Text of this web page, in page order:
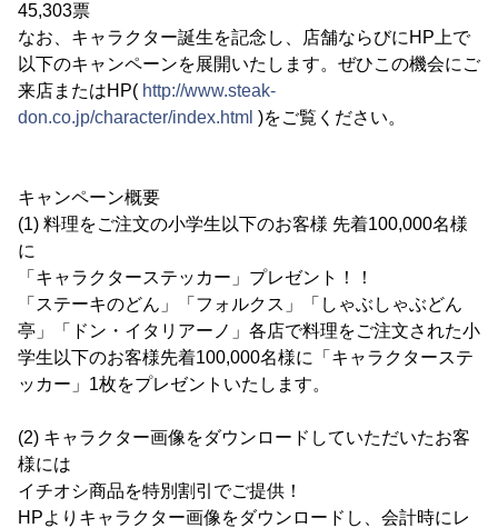
45,303票
なお、キャラクター誕生を記念し、店舗ならびにHP上で
以下のキャンペーンを展開いたします。ぜひこの機会にご
来店またはHP( http://www.steak-
don.co.jp/character/index.html )をご覧ください。
キャンペーン概要
(1) 料理をご注文の小学生以下のお客様 先着100,000名様
に
「キャラクターステッカー」プレゼント！！
「ステーキのどん」「フォルクス」「しゃぶしゃぶどん
亭」「ドン・イタリアーノ」各店で料理をご注文された小
学生以下のお客様先着100,000名様に「キャラクターステ
ッカー」1枚をプレゼントいたします。
(2) キャラクター画像をダウンロードしていただいたお客
様には
イチオシ商品を特別割引でご提供！
HPよりキャラクター画像をダウンロードし、会計時にレ